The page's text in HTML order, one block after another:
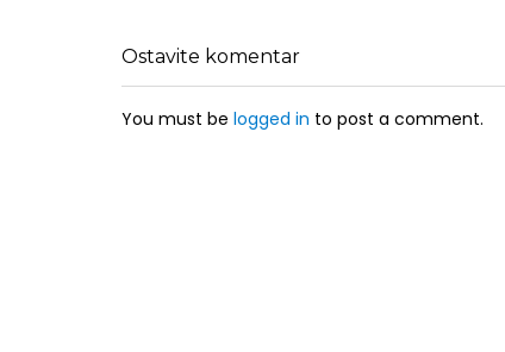
Ostavite komentar
You must be logged in to post a comment.